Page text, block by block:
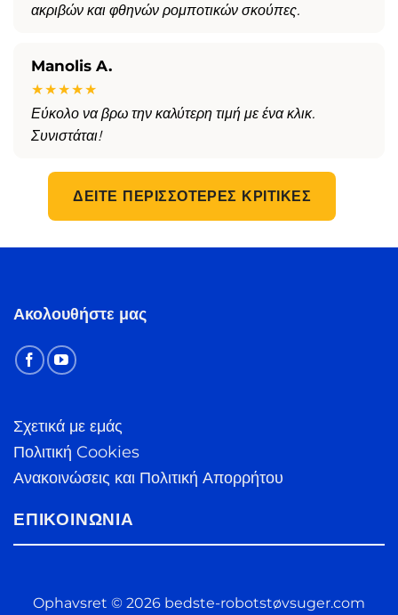
ακριβών και φθηνών ρομποτικών σκούπες.
Manolis A.
★★★★★
Εύκολο να βρω την καλύτερη τιμή με ένα κλικ.
Συνιστάται!
ΔΕΊΤΕ ΠΕΡΙΣΣΌΤΕΡΕΣ ΚΡΙΤΙΚΈΣ
Ακολουθήστε μας
Σχετικά με εμάς
Πολιτική Cookies
Ανακοινώσεις και Πολιτική Απορρήτου
ΕΠΙΚΟΙΝΩΝΊΑ
Ophavsret © 2026 bedste-robotstøvsuger.com